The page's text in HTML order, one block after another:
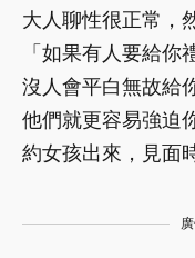
大人聊性很正常，
「如果有人要給你
沒人會平白無故給
他們就更容易強迫
約女孩出來，見面